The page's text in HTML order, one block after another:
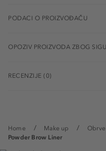
Home Make up Obrve
Powder Brow Liner
PODACI O PROIZVOĐAČU
OPOZIV PROIZVODA ZBOG
RECENZIJE (0)